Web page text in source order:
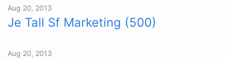
Aug 20, 2013
Je Tall Sf Marketing (500)
Aug 20, 2013